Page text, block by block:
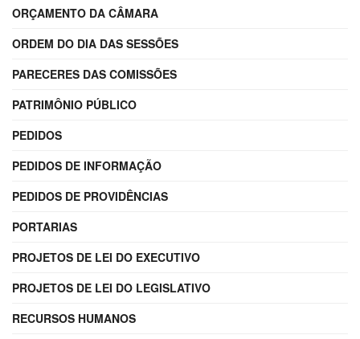
ORÇAMENTO DA CÂMARA
ORDEM DO DIA DAS SESSÕES
PARECERES DAS COMISSÕES
PATRIMÔNIO PÚBLICO
PEDIDOS
PEDIDOS DE INFORMAÇÃO
PEDIDOS DE PROVIDÊNCIAS
PORTARIAS
PROJETOS DE LEI DO EXECUTIVO
PROJETOS DE LEI DO LEGISLATIVO
RECURSOS HUMANOS